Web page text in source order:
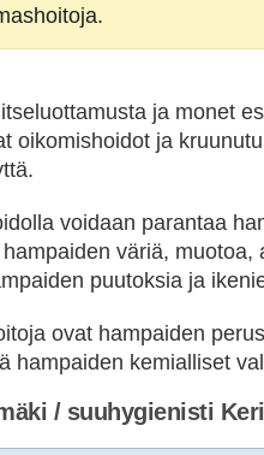
ja monet
oikomishoidot ja
voidaan parantaa
väriä, muotoa,
puutoksia ja
ovat hampaiden
hampaiden kemialliset
/ suuhygienisti